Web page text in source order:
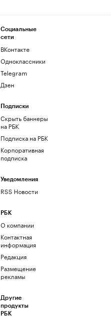
Социальные
сети
ВКонтакте
Одноклассники
Telegram
Дзен
Подписки
Скрыть баннеры
на РБК
Подписка на РБК
Корпоративная
подписка
Уведомления
RSS Новости
РБК
О компании
Контактная
информация
Редакция
Размещение
рекламы
Другие
продукты
РБК